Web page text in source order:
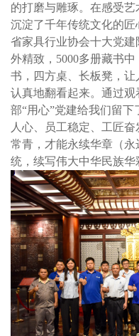
的打磨与雕琢。在感受
沉淀了千年传统文化的
省家具行业协会十大党
外精致，5000多册藏书
书，四方桌、长板凳，
认真地翻看起来。通过
部“用心”党建给我们留
人心、员工稳定、工匠
常青，才能永续华章（
统，续写伟大中华民族华